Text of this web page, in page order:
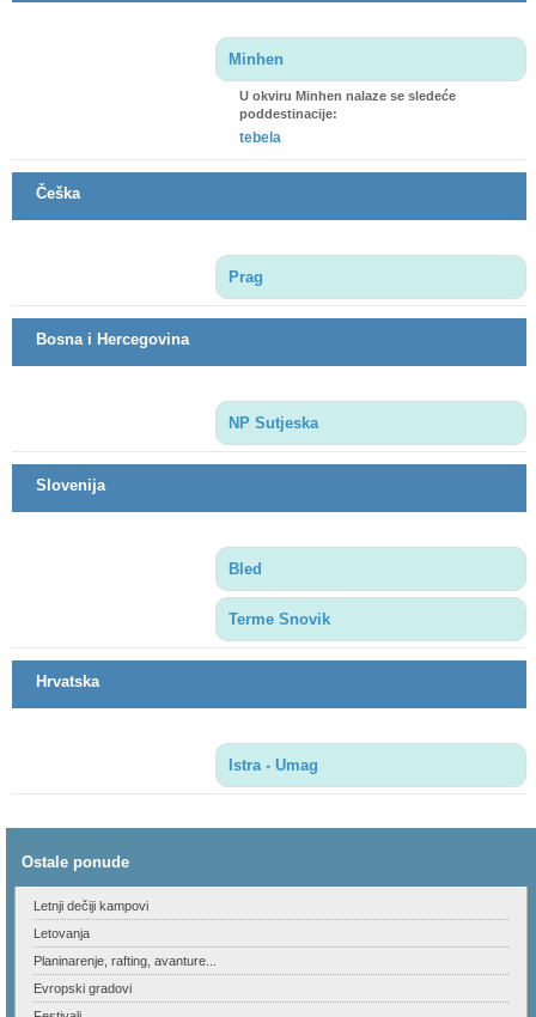
Minhen
U okviru Minhen nalaze se sledeće
poddestinacije:
tebela
Češka
Prag
Bosna i Hercegovina
NP Sutjeska
Slovenija
Bled
Terme Snovik
Hrvatska
Istra - Umag
Ostale ponude
Letnji dečiji kampovi
Letovanja
Planinarenje, rafting, avanture...
Evropski gradovi